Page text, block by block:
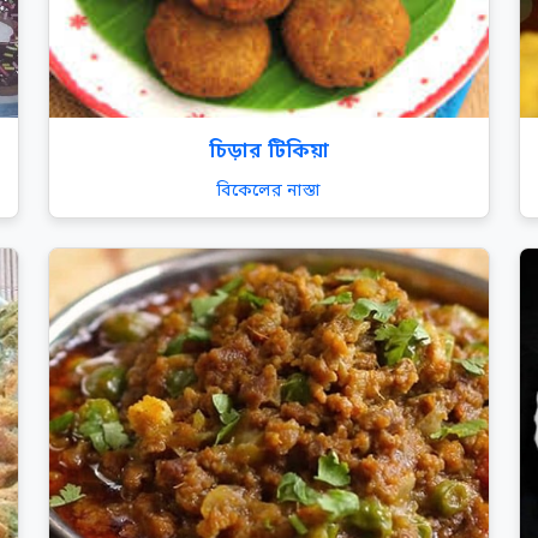
চিড়ার টিকিয়া
বিকেলের নাস্তা